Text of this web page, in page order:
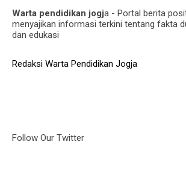
Warta pendidikan jogja - Portal berita
menyajikan informasi terkini tentang fakta
dan edukasi
Redaksi Warta Pendidikan Jogja
Follow Our Twitter